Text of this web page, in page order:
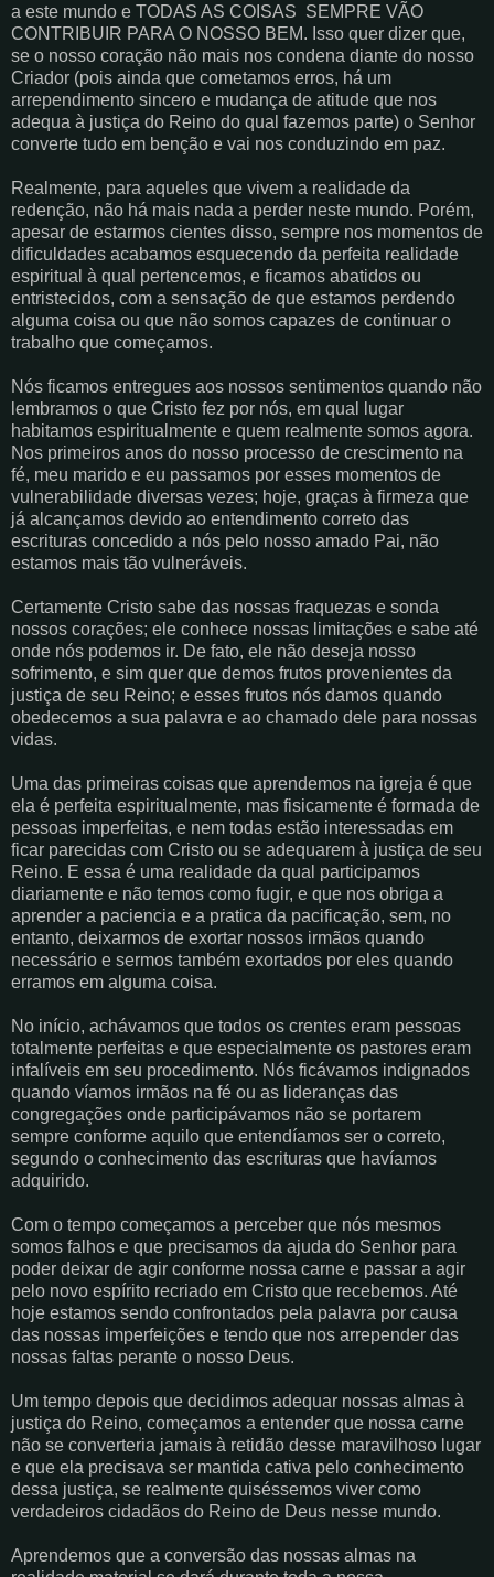
a este mundo e TODAS AS COISAS SEMPRE VÃO
CONTRIBUIR PARA O NOSSO BEM. Isso quer dizer que,
se o nosso coração não mais nos condena diante do nosso
Criador (pois ainda que cometamos erros, há um
arrependimento sincero e mudança de atitude que nos
adequa à justiça do Reino do qual fazemos parte) o Senhor
converte tudo em benção e vai nos conduzindo em paz.
Realmente, para aqueles que vivem a realidade da
redenção, não há mais nada a perder neste mundo. Porém,
apesar de estarmos cientes disso, sempre nos momentos de
dificuldades acabamos esquecendo da perfeita realidade
espiritual à qual pertencemos, e ficamos abatidos ou
entristecidos, com a sensação de que estamos perdendo
alguma coisa ou que não somos capazes de continuar o
trabalho que começamos.
Nós ficamos entregues aos nossos sentimentos quando não
lembramos o que Cristo fez por nós, em qual lugar
habitamos espiritualmente e quem realmente somos agora.
Nos primeiros anos do nosso processo de crescimento na
fé, meu marido e eu passamos por esses momentos de
vulnerabilidade diversas vezes; hoje, graças à firmeza que
já alcançamos devido ao entendimento correto das
escrituras concedido a nós pelo nosso amado Pai, não
estamos mais tão vulneráveis.
Certamente Cristo sabe das nossas fraquezas e sonda
nossos corações; ele conhece nossas limitações e sabe até
onde nós podemos ir. De fato, ele não deseja nosso
sofrimento, e sim quer que demos frutos provenientes da
justiça de seu Reino; e esses frutos nós damos quando
obedecemos a sua palavra e ao chamado dele para nossas
vidas.
Uma das primeiras coisas que aprendemos na igreja é que
ela é perfeita espiritualmente, mas fisicamente é formada de
pessoas imperfeitas, e nem todas estão interessadas em
ficar parecidas com Cristo ou se adequarem à justiça de seu
Reino. E essa é uma realidade da qual participamos
diariamente e não temos como fugir, e que nos obriga a
aprender a paciencia e a pratica da pacificação, sem, no
entanto, deixarmos de exortar nossos irmãos quando
necessário e sermos também exortados por eles quando
erramos em alguma coisa.
No início, achávamos que todos os crentes eram pessoas
totalmente perfeitas e que especialmente os pastores eram
infalíveis em seu procedimento. Nós ficávamos indignados
quando víamos irmãos na fé ou as lideranças das
congregações onde participávamos não se portarem
sempre conforme aquilo que entendíamos ser o correto,
segundo o conhecimento das escrituras que havíamos
adquirido.
Com o tempo começamos a perceber que nós mesmos
somos falhos e que precisamos da ajuda do Senhor para
poder deixar de agir conforme nossa carne e passar a agir
pelo novo espírito recriado em Cristo que recebemos. Até
hoje estamos sendo confrontados pela palavra por causa
das nossas imperfeições e tendo que nos arrepender das
nossas faltas perante o nosso Deus.
Um tempo depois que decidimos adequar nossas almas à
justiça do Reino, começamos a entender que nossa carne
não se converteria jamais à retidão desse maravilhoso lugar
e que ela precisava ser mantida cativa pelo conhecimento
dessa justiça, se realmente quiséssemos viver como
verdadeiros cidadãos do Reino de Deus nesse mundo.
Aprendemos que a conversão das nossas almas na